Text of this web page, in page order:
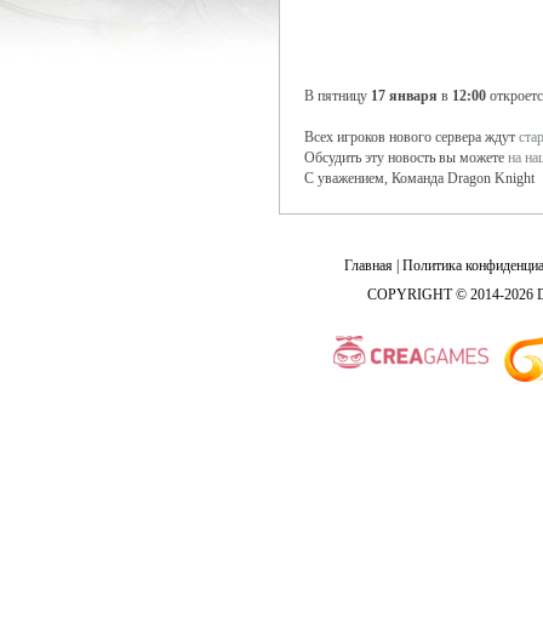
В пятницу 17 января в 12:00
Всех игроков нового сервера ждут
Обсудить эту новость вы можете на
С уважением, Команда Dragon Knight
Главная Политика
COPYRIGHT © 2014-2026